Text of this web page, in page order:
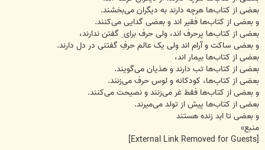
بعضی از کتاب‌ها هرچه دارند به دیگران می‌بخشند.
و بعضی از کتاب‌ها فقیر اند و بعضی گدایی می‌کنند.
بعضی از کتاب‌ها پرحرف اند، ولی حرف برای ِ گفتن ندارند،
و بعضی ساکت و آرام اند ولی یک عالم حرفِ گفتنی در دل دارند.
بعضی از کتاب‌ها بیمار اند،
بعضی از کتاب‌ها تب دارند و هذیان می‌گویند.
بعضی از کتاب‌ها، کودکانه و لوس حرف می‌زنند.
و بعضی از کتاب‌ها فقط غر می‌زنند و نصیحت می‌کنند.
بعضی از کتاب‌ها پیش از تولد می‌میرند.
و بعضی تا ابد زنده هستند
منبع»
[External Link Removed for Guests]